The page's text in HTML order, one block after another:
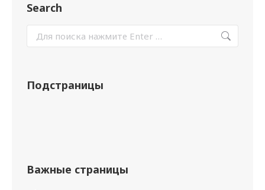
Search
Подстраницы
Важные страницы